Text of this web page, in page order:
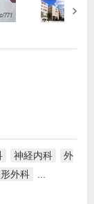
神経内科
外
外科